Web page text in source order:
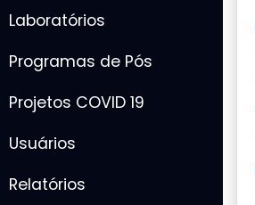
Laboratórios
Programas de Pós
Projetos COVID 19
Usuários
Relatórios